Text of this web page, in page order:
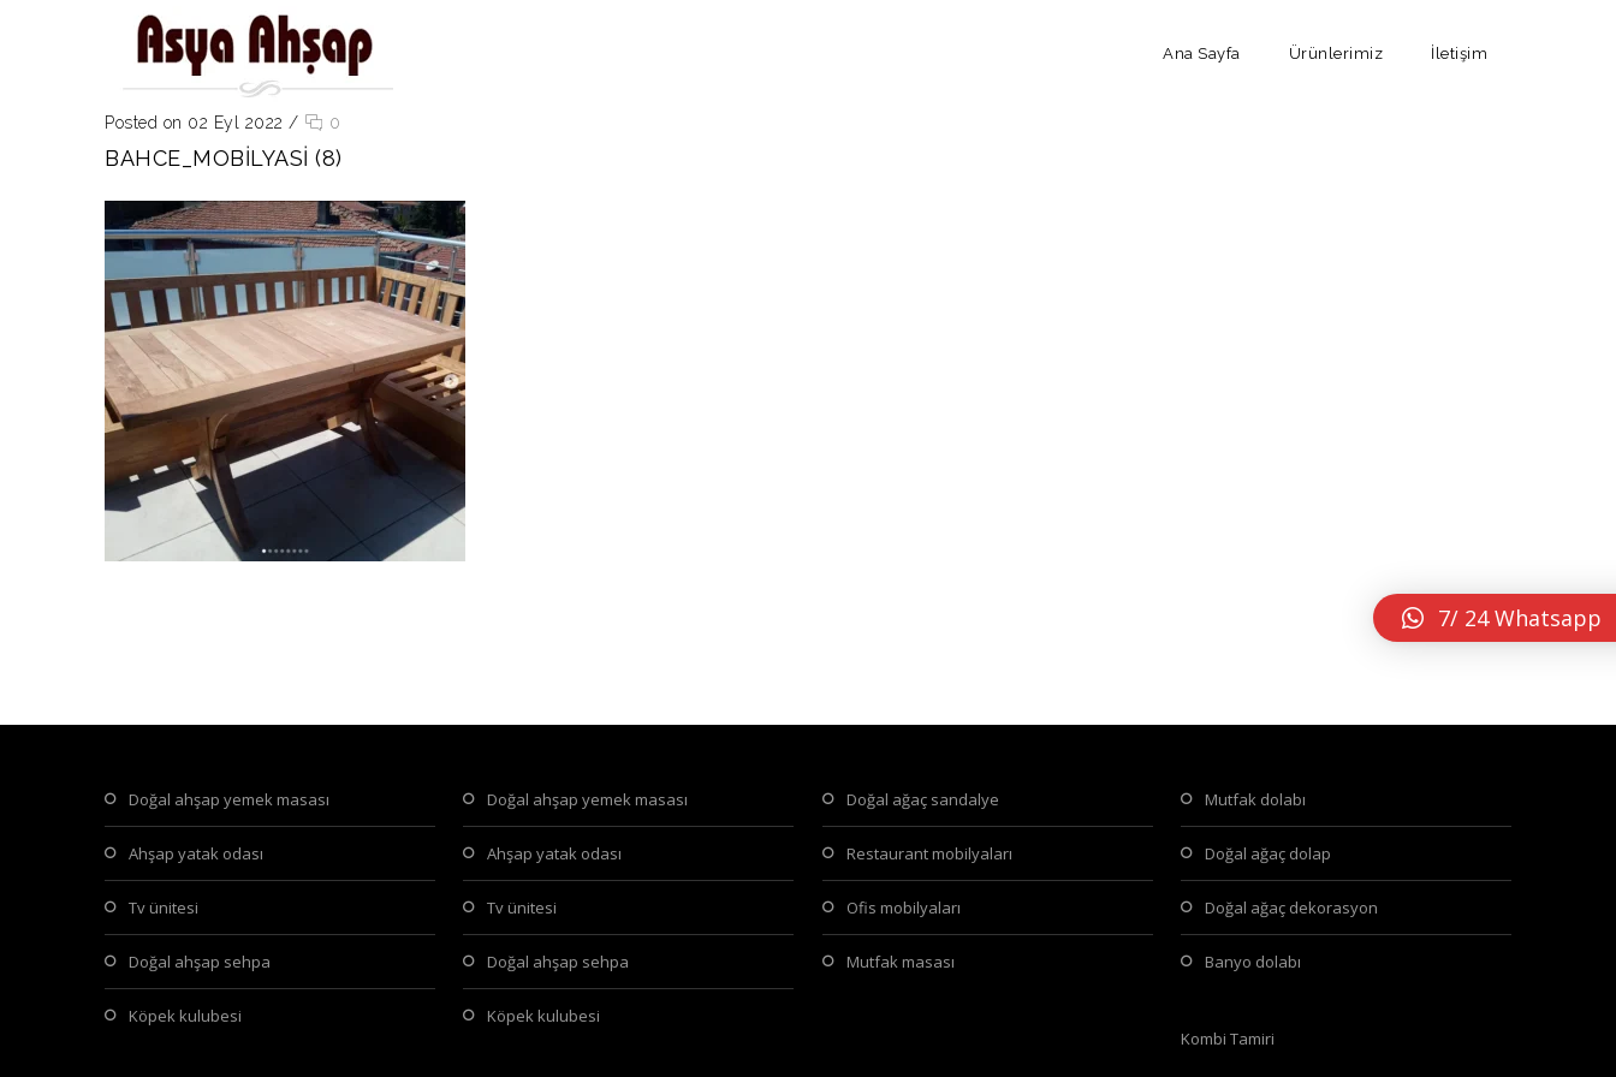
Ana Sayfa Ürünlerimiz İletişim
Posted on 02 Eyl 2022 / 0
BAHCE_MOBILYASI (8)
doğal ahşap yemek masası
ahşap yatak odası
tv ünitesi
doğal ahşap sehpa
köpek kulubesi
doğal ahşap yemek masası
ahşap yatak odası
tv ünitesi
doğal ahşap sehpa
köpek kulubesi
doğal ağaç sandalye
restaurant mobilyaları
ofis mobilyaları
mutfak masası
mutfak dolabı
doğal ağaç dolap
doğal ağaç dekorasyon
banyo dolabı
Kombi Tamiri
7/ 24 Whatsapp